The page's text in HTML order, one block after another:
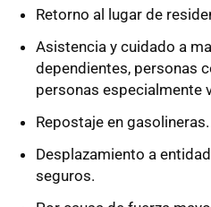
Retorno al lugar de
Asistencia y cuidado a
dependientes, personas
personas especialmente
Repostaje en gasolineras.
Desplazamiento a
seguros.